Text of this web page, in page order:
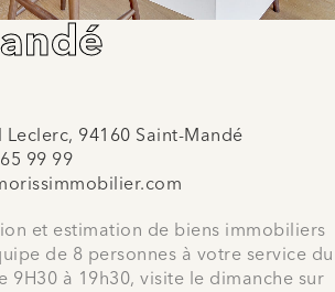
Leclerc, 94160 Saint-Mandé
99 99
et estimation de biens immobiliers
de 8 personnes à votre service du
9H30 à 19h30, visite le dimanche sur